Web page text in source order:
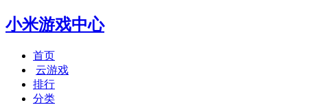
小米游戏中心
首页
云游戏
排行
分类